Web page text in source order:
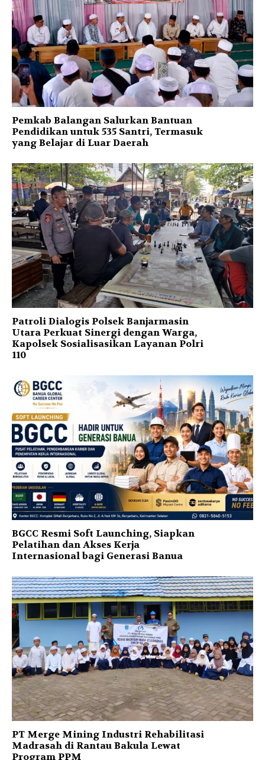
Pemkab Balangan Salurkan Bantuan
Pendidikan untuk 535 Santri, Termasuk
yang Belajar di Luar Daerah
Patroli Dialogis Polsek Banjarmasin
Utara Perkuat Sinergi dengan Warga,
Kapolsek Sosialisasikan Layanan Polri
110
BGCC Resmi Soft Launching, Siapkan
Pelatihan dan Akses Kerja
Internasional bagi Generasi Banua
PT Merge Mining Industri Rehabilitasi
Madrasah di Rantau Bakula Lewat
Program PPM